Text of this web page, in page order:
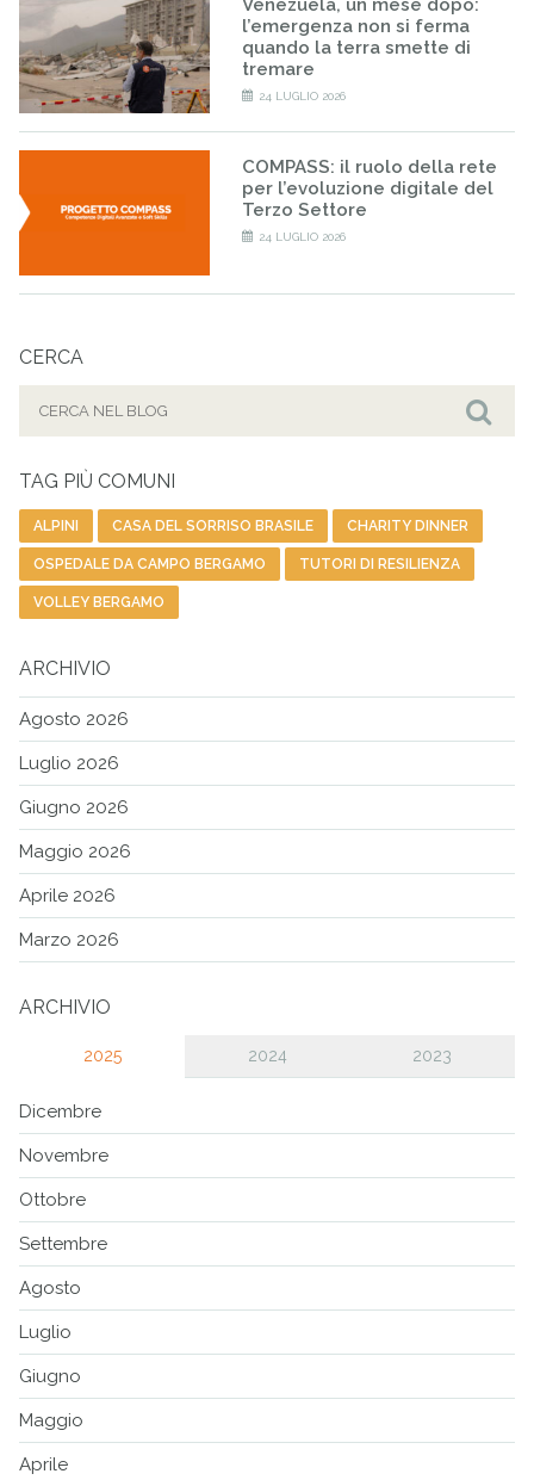
Venezuela, un mese dopo:
l’emergenza non si ferma
quando la terra smette di
tremare
24 LUGLIO 2026
COMPASS: il ruolo della rete
per l’evoluzione digitale del
Terzo Settore
24 LUGLIO 2026
CERCA
TAG PIÙ COMUNI
ALPINI CASA DEL SORRISO BRASILE CHARITY DINNER
OSPEDALE DA CAMPO BERGAMO TUTORI DI RESILIENZA
VOLLEY BERGAMO
ARCHIVIO
Agosto 2026
Luglio 2026
Giugno 2026
Maggio 2026
Aprile 2026
Marzo 2026
ARCHIVIO
2025 2024 2023
Dicembre
Novembre
Ottobre
Settembre
Agosto
Luglio
Giugno
Maggio
Aprile